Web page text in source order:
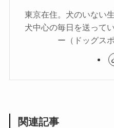
東京在住。犬のいない
犬中心の毎日を送って
ー（ドッグス
関連記事